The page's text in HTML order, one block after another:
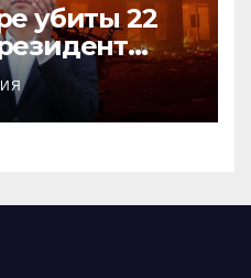
убиты 22
с